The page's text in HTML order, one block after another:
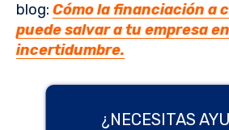
blog: Cómo la financiación a
puede salvar a tu empresa
incertidumbre.
¿NECESITAS